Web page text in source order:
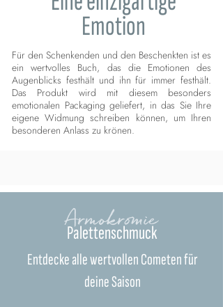
Emotion
Für den Schenkenden und den Beschenkten ist es
ein wertvolles Buch, das die Emotionen des
Augenblicks festhält und ihn für immer festhält.
Das Produkt wird mit diesem besonders
emotionalen Packaging geliefert, in das Sie Ihre
eigene Widmung schreiben können, um Ihren
besonderen Anlass zu krönen.
Armokromie
Palettenschmuck
Entdecke alle wertvollen Cometen für
deine Saison